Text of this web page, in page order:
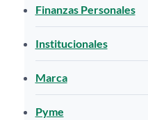
Finanzas Personales
Institucionales
Marca
Pyme